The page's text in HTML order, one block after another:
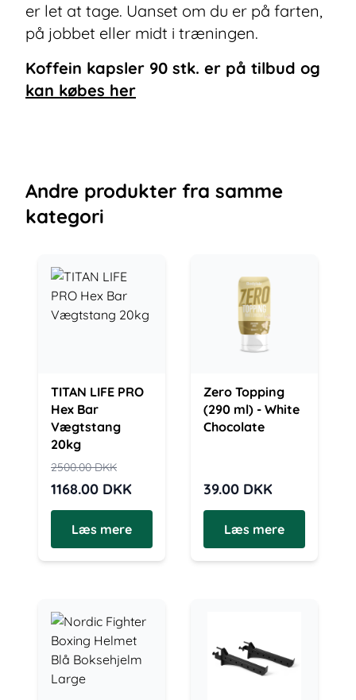
er let at tage. Uanset om du er på farten,
på jobbet eller midt i træningen.
Koffein kapsler 90 stk. er på tilbud og
kan købes her
Andre produkter fra samme
kategori
TITAN LIFE PRO
Hex Bar
Vægtstang
20kg
2500.00DKK
1168.00 DKK
Læs mere
Zero Topping
(290 ml) - White
Chocolate
39.00 DKK
Læs mere